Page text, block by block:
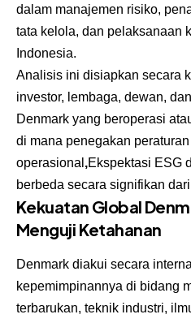
dalam manajemen risiko,
tata kelola, dan pelaksanaan
Indonesia.
Analisis ini disiapkan secara
investor, lembaga, dewan,
Denmark yang beroperasi
di mana penegakan
operasional ,Ekspektasi ESG
berbeda secara signifikan
Kekuatan Global
Menguji Ketahanan
Denmark diakui secara
kepemimpinannya di bidang
terbarukan, teknik industri,